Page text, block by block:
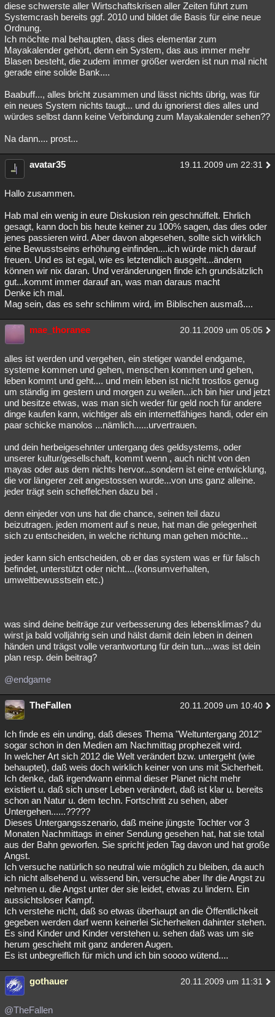
diese schwerste aller Wirtschaftskrisen aller Zeiten führt zum
Systemcrash bereits ggf. 2010 und bildet die Basis für eine neue
Ordnung.
Ich möchte mal behaupten, dass dies elementar zum
Mayakalender gehört, denn ein System, das aus immer mehr
Blasen besteht, die zudem immer größer werden ist nun mal nicht
gerade eine solide Bank....
Baabuff..., alles bricht zusammen und lässt nichts übrig, was für
ein neues System nichts taugt... und du ignorierst dies alles und
würdes selbst dann keine Verbindung zum Mayakalender sehen??
Na dann.... prost...
avatar35 19.11.2009 um 22:31
Hallo zusammen.
Hab mal ein wenig in eure Diskusion rein geschnüffelt. Ehrlich
gesagt, kann doch bis heute keiner zu 100% sagen, das dies oder
jenes passieren wird. Aber davon abgesehen, sollte sich wirklich
eine Bewusstseins erhöhung einfinden....ich würde mich darauf
freuen. Und es ist egal, wie es letztendlich ausgeht...ändern
können wir nix daran. Und veränderungen finde ich grundsätzlich
gut...kommt immer darauf an, was man daraus macht
Denke ich mal.
Mag sein, das es sehr schlimm wird, im Biblischen ausmaß....
mae_thoranee 20.11.2009 um 05:05
alles ist werden und vergehen, ein stetiger wandel endgame,
systeme kommen und gehen, menschen kommen und gehen,
leben kommt und geht.... und mein leben ist nicht trostlos genug
um ständig im gestern und morgen zu weilen...ich bin hier und jetzt
und besitze etwas, was man sich weder für geld noch für andere
dinge kaufen kann, wichtiger als ein internetfähiges handi, oder ein
paar schicke manolos ...nämlich......urvertrauen.
und dein herbeigesehnter untergang des geldsystems, oder
unserer kultur/gesellschaft, kommt wenn , auch nicht von den
mayas oder aus dem nichts hervor...sondern ist eine entwicklung,
die vor längerer zeit angestossen wurde...von uns ganz alleine.
jeder trägt sein scheffelchen dazu bei .
denn einjeder von uns hat die chance, seinen teil dazu
beizutragen. jeden moment auf s neue, hat man die gelegenheit
sich zu entscheiden, in welche richtung man gehen möchte...
jeder kann sich entscheiden, ob er das system was er für falsch
befindet, unterstützt oder nicht....(konsumverhalten,
umweltbewusstsein etc.)
was sind deine beiträge zur verbesserung des lebensklimas? du
wirst ja bald volljährig sein und hälst damit dein leben in deinen
händen und trägst volle verantwortung für dein tun....was ist dein
plan resp. dein beitrag?
@endgame
TheFallen 20.11.2009 um 10:40
Ich finde es ein unding, daß dieses Thema "Weltuntergang 2012"
sogar schon in den Medien am Nachmittag prophezeit wird.
In welcher Art sich 2012 die Welt verändert bzw. untergeht (wie
behauptet), daß weis doch wirklich keiner von uns mit Sicherheit.
Ich denke, daß irgendwann einmal dieser Planet nicht mehr
existiert u. daß sich unser Leben verändert, daß ist klar u. bereits
schon an Natur u. dem techn. Fortschritt zu sehen, aber
Untergehen......?????
Dieses Untergangsszenario, daß meine jüngste Tochter vor 3
Monaten Nachmittags in einer Sendung gesehen hat, hat sie total
aus der Bahn geworfen. Sie spricht jeden Tag davon und hat große
Angst.
Ich versuche natürlich so neutral wie möglich zu bleiben, da auch
ich nicht allsehend u. wissend bin, versuche aber Ihr die Angst zu
nehmen u. die Angst unter der sie leidet, etwas zu lindern. Ein
aussichtsloser Kampf.
Ich verstehe nicht, daß so etwas überhaupt an die Öffentlichkeit
gegeben werden darf wenn keinerlei Sicherheiten dahinter stehen.
Es sind Kinder und Kinder verstehen u. sehen daß was um sie
herum geschieht mit ganz anderen Augen.
Es ist unbegreiflich für mich und ich bin soooo wütend....
gothauer 20.11.2009 um 11:31
@TheFallen